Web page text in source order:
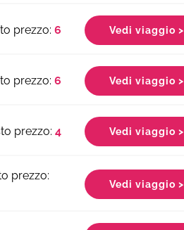
6 Vedi viaggio >
6 Vedi viaggio >
4 Vedi viaggio >
Vedi viaggio >